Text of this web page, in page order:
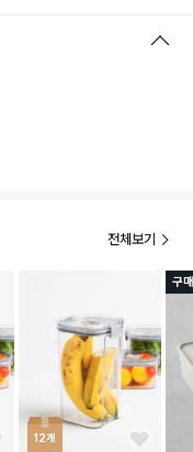
전체보기
12개
구